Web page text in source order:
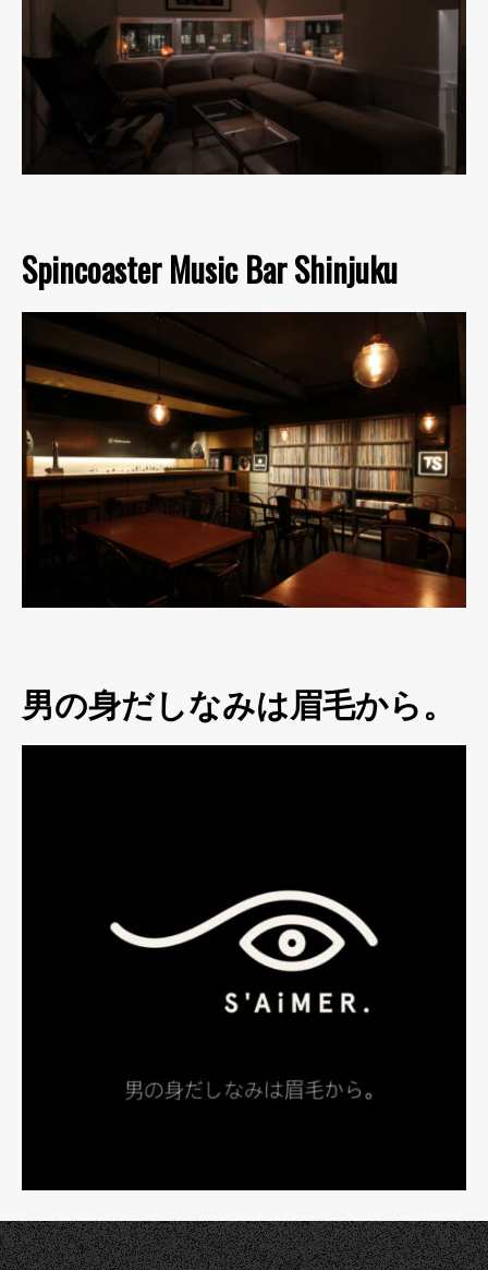
Spincoaster Music Bar Shinjuku
男の身だしなみは眉毛から。